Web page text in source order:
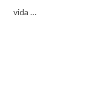
vida …